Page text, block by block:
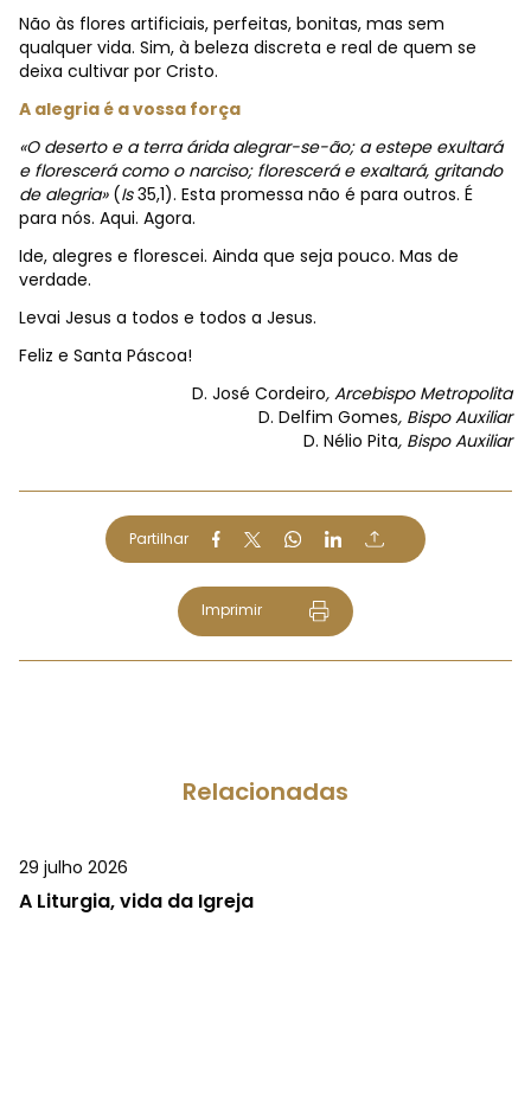
Não às flores artificiais, perfeitas, bonitas, mas sem
qualquer vida. Sim, à beleza discreta e real de quem se
deixa cultivar por Cristo.
A alegria é a vossa força
«O deserto e a terra árida alegrar-se-ão; a estepe exultará
e florescerá como o narciso; florescerá e exaltará, gritando
de alegria» (Is35,1). Esta promessa não é para outros. É
para nós. Aqui. Agora.
Ide, alegres e florescei. Ainda que seja pouco. Mas de
verdade.
Levai Jesus a todos e todos a Jesus.
Feliz e Santa Páscoa!
D. José Cordeiro, Arcebispo Metropolita
D. Delfim Gomes, Bispo Auxiliar
D. Nélio Pita, Bispo Auxiliar
Partilhar
Imprimir
Relacionadas
29 julho 2026
A Liturgia, vida da Igreja